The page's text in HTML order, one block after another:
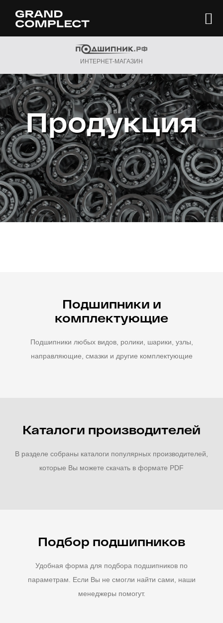
ИНТЕРНЕТ-МАГАЗИН
Продукция
Подшипники и
комплектующие
Подшипники любых видов, ролики, шарики, узлы,
направляющие, смазки и другие комплектующие
Каталоги производителей
В разделе собраны каталоги популярных производителей,
которые Вы можете скачать в формате PDF
Подбор подшипников
Удобная форма для подбора подшипников по
параметрам. Если Вы не смогли найти сами, наши
менеджеры помогут.